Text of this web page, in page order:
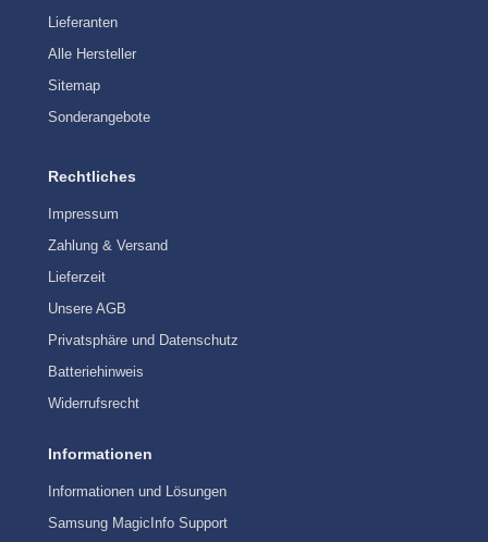
Lieferanten
Alle Hersteller
Sitemap
Sonderangebote
Rechtliches
Impressum
Zahlung & Versand
Lieferzeit
Unsere AGB
Privatsphäre und Datenschutz
Batteriehinweis
Widerrufsrecht
Informationen
Informationen und Lösungen
Samsung MagicInfo Support